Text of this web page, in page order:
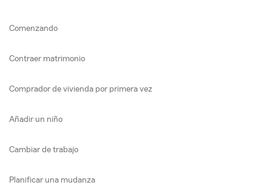
Comenzando
Contraer matrimonio
Comprador de vivienda por primera vez
Añadir un niño
Cambiar de trabajo
Planificar una mudanza